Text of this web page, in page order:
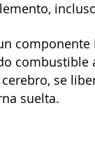
se
suelta.